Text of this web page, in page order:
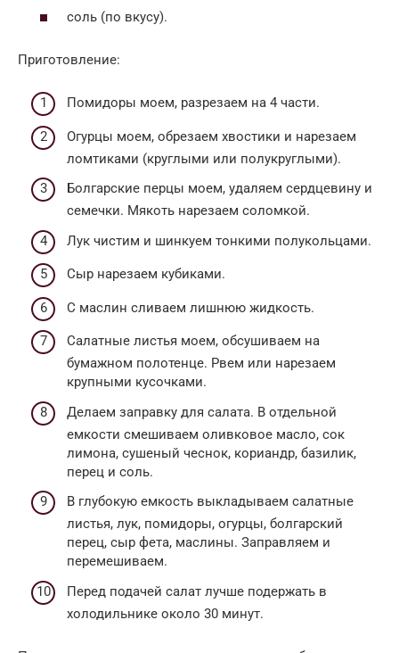
соль (по вкусу).
Приготовление:
Помидоры моем, разрезаем на 4 части.
Огурцы моем, обрезаем хвостики и нарезаем
ломтиками (круглыми или полукруглыми).
Болгарские перцы моем, удаляем сердцевину и
семечки. Мякоть нарезаем соломкой.
Лук чистим и шинкуем тонкими полукольцами.
Сыр нарезаем кубиками.
С маслин сливаем лишнюю жидкость.
Салатные листья моем, обсушиваем на
бумажном полотенце. Рвем или нарезаем
крупными кусочками.
Делаем заправку для салата. В отдельной
емкости смешиваем оливковое масло, сок
лимона, сушеный чеснок, кориандр, базилик,
перец и соль.
В глубокую емкость выкладываем салатные
листья, лук, помидоры, огурцы, болгарский
перец, сыр фета, маслины. Заправляем и
перемешиваем.
Перед подачей салат лучше подержать в
холодильнике около 30 минут.